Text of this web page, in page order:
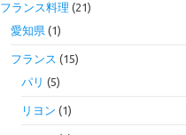
フランス料理 (21)
愛知県(1)
フランス (15)
パリ (5)
リヨン (1)